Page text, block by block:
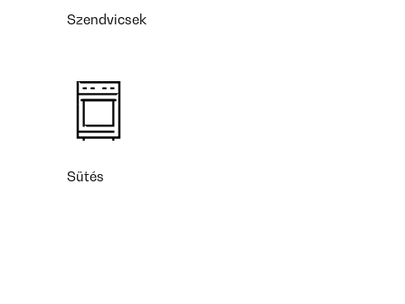
Szendvicsek
Sütés